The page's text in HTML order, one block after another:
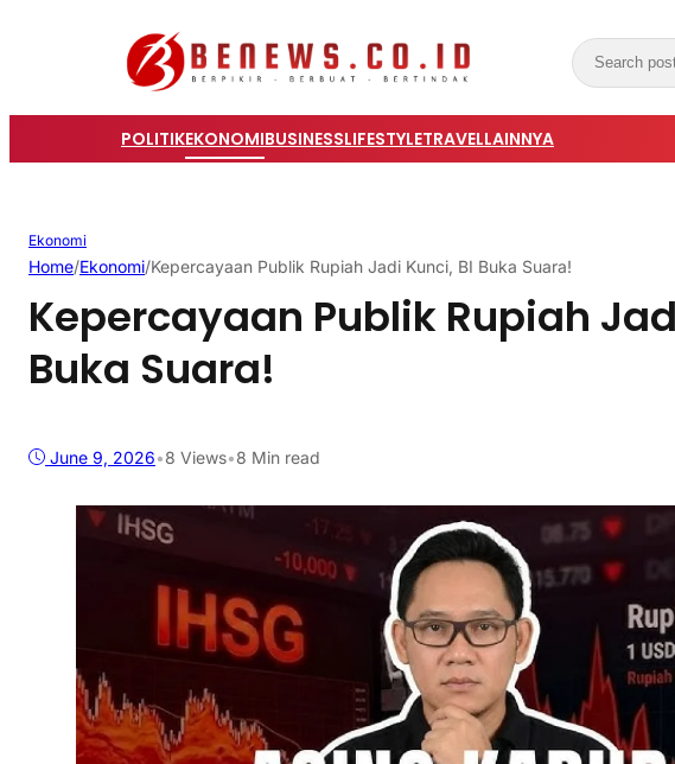
POLITIKEKONOMIBUSINESSLIFESTYLETRAVELLAINNYA
Ekonomi
Home/Ekonomi/Kepercayaan Publik Rupiah Jadi Kunci, BI Buka Suara!
Kepercayaan Publik Rupiah
Buka Suara!
June 9, 2026•8 Views•8 Min read